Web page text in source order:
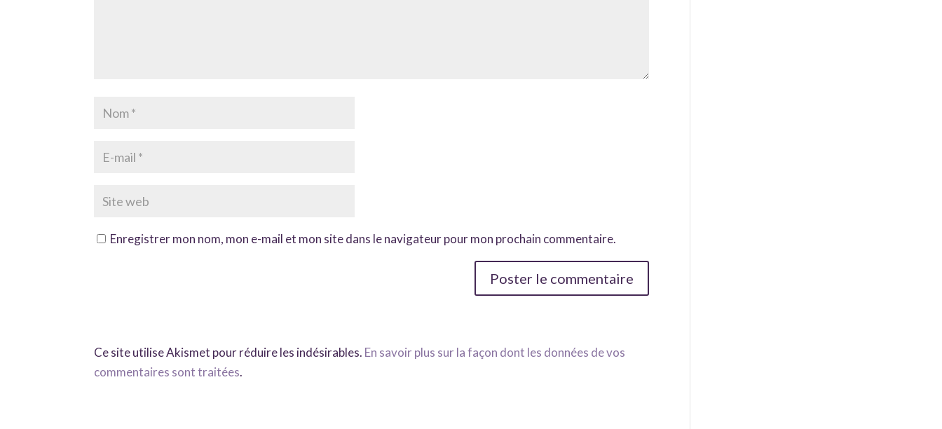
Enregistrer mon nom, mon e-mail et mon site dans le navigateur pour mon prochain commentaire.
Ce site utilise Akismet pour réduire les indésirables. En savoir plus sur la façon dont les données de vos
commentaires sont traitées.